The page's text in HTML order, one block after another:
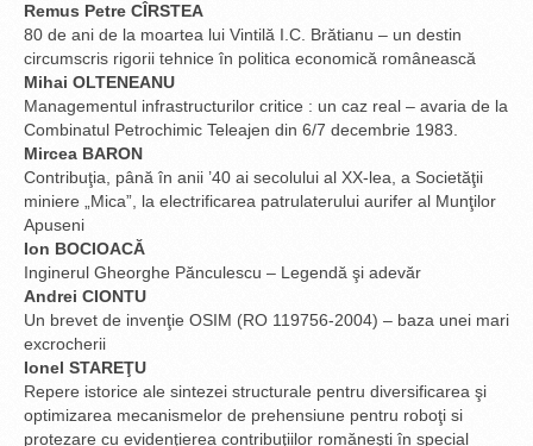
Remus Petre CÎRSTEA
80 de ani de la moartea lui Vintilă I.C. Brătianu – un destin
circumscris rigorii tehnice în politica economică românească
Mihai OLTENEANU
Managementul infrastructurilor critice : un caz real – avaria de la
Combinatul Petrochimic Teleajen din 6/7 decembrie 1983.
Mircea BARON
Contribuţia, până în anii ’40 ai secolului al XX-lea, a Societăţii
miniere „Mica”, la electrificarea patrulaterului aurifer al Munţilor
Apuseni
Ion BOCIOACĂ
Inginerul Gheorghe Pănculescu – Legendă şi adevăr
Andrei CIONTU
Un brevet de invenţie OSIM (RO 119756-2004) – baza unei mari
excrocherii
Ionel STAREŢU
Repere istorice ale sintezei structurale pentru diversificarea şi
optimizarea mecanismelor de prehensiune pentru roboţi si
protezare cu evidenţierea contribuţiilor romăneşti în special